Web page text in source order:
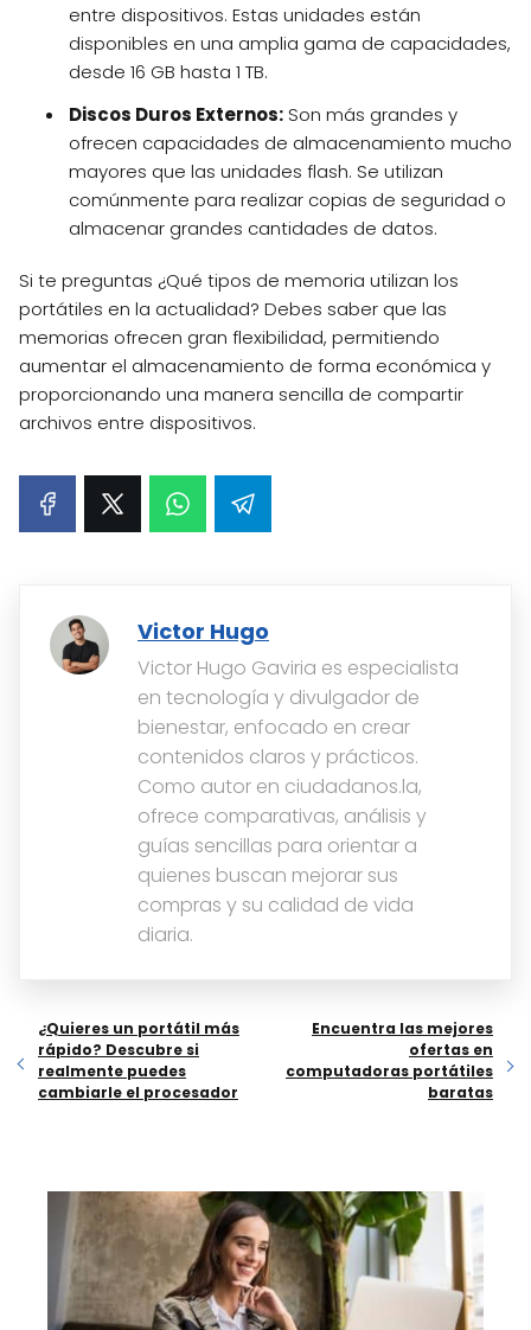
entre dispositivos. Estas unidades están
disponibles en una amplia gama de capacidades,
desde 16 GB hasta 1 TB.
Discos Duros Externos: Son más grandes y
ofrecen capacidades de almacenamiento mucho
mayores que las unidades flash. Se utilizan
comúnmente para realizar copias de seguridad o
almacenar grandes cantidades de datos.
Si te preguntas ¿Qué tipos de memoria utilizan los
portátiles en la actualidad? Debes saber que las
memorias ofrecen gran flexibilidad, permitiendo
aumentar el almacenamiento de forma económica y
proporcionando una manera sencilla de compartir
archivos entre dispositivos.
Victor Hugo
Victor Hugo Gaviria es especialista
en tecnología y divulgador de
bienestar, enfocado en crear
contenidos claros y prácticos.
Como autor en ciudadanos.la,
ofrece comparativas, análisis y
guías sencillas para orientar a
quienes buscan mejorar sus
compras y su calidad de vida
diaria.
¿Quieres un portátil más
rápido? Descubre si
realmente puedes
cambiarle el procesador
Encuentra las mejores
ofertas en
computadoras portátiles
baratas